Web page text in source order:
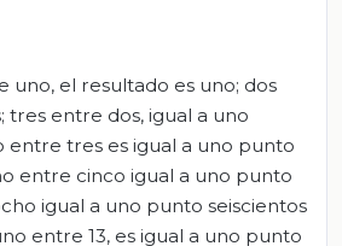
uno, el resultado es uno; dos
tres entre dos, igual a uno
entre tres es igual a uno punto
entre cinco igual a uno punto
igual a uno punto seiscientos
entre 13, es igual a uno punto